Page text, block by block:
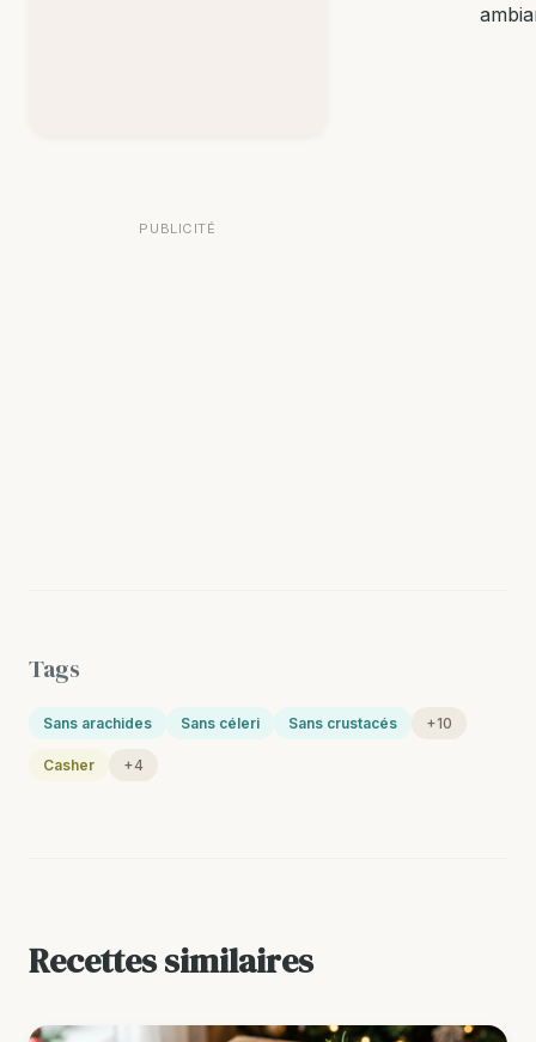
PUBLICITÉ
Tags
Sans arachides Sans céleri Sans crustacés +10
Casher +4
Recettes similaires